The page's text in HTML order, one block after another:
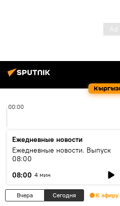
00:00
Ежедневные новости
Ежедневные новости. Выпуск
08:00
08:00 4 мин
Вчера Сегодня К эфиру